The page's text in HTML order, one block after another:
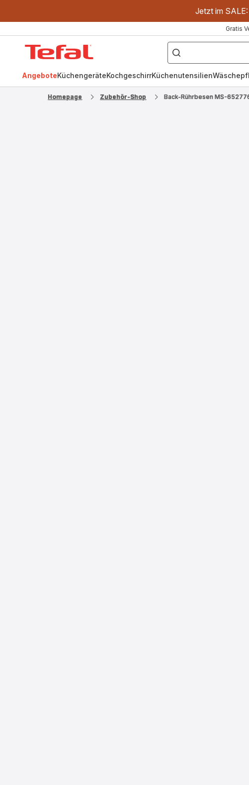
Jetzt im
Gratis
["OptiGrill","Easy
Fry","Pfanne"]
AngeboteKüchengeräteKochgeschirrKüchenutensilien
Homepage Zubehör-Shop Back-Rührbesen MS-